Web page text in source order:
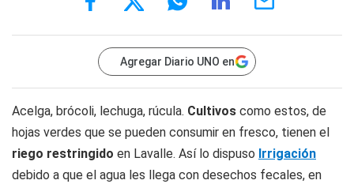
Agregar Diario UNO en
Acelga, brócoli, lechuga, rúcula. Cultivos como estos, de
hojas verdes que se pueden consumir en fresco, tienen el
riego restringido en Lavalle. Así lo dispuso Irrigación
debido a que el agua les llega con desechos fecales, en